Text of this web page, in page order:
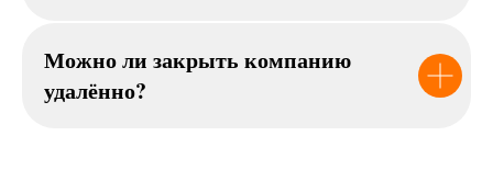
Можно ли закрыть компанию
удалённо?